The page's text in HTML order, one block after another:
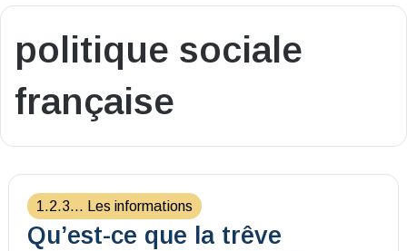
politique sociale
française
1.2.3... Les informations
Qu’est-ce que la trêve